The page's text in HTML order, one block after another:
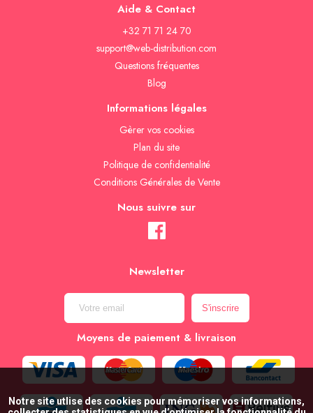
Aide & Contact
+32 71 71 24 70
support@web-distribution.com
Questions fréquentes
Blog
Informations légales
Gèrer vos cookies
Plan du site
Politique de confidentialité
Conditions Générales de Vente
Nous suivre sur
Newsletter
Moyens de paiement & livraison
Notre site utlise des cookies pour mémoriser vos informations,